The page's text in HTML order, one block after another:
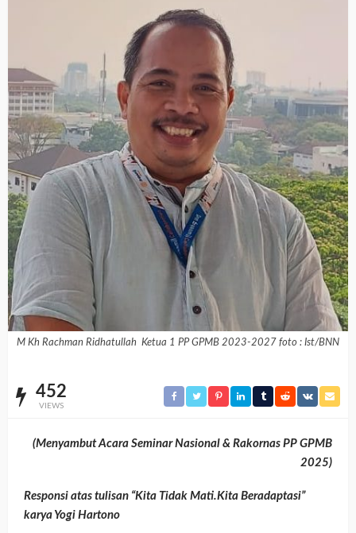
M Kh Rachman Ridhatullah Ketua 1 PP GPMB 2023-2027 foto : Ist/BNN
452
VIEWS
(Menyambut Acara Seminar Nasional & Rakornas PP GPMB
2025)
Responsi atas tulisan “Kita Tidak Mati.Kita Beradaptasi”
karya Yogi Hartono